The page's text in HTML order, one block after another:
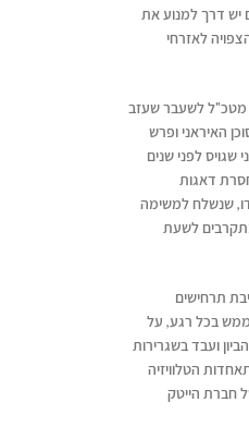
יש דרך למנוע את
לאזרחי
מטכ"ל לשעבר שעזב
האיראני ופרש
לפני שנים
דאגות
שנשלח למשימה
לשעת
תרחישים
בכל רגע, על
ועבד בשגרירות
הטלוויזיה
חברת הייטק